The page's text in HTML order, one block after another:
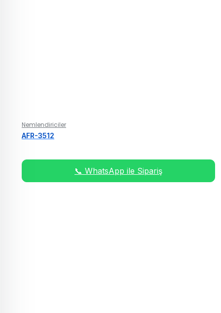
Nemlendiriciler
AFR-3512
📞 WhatsApp ile Sipariş